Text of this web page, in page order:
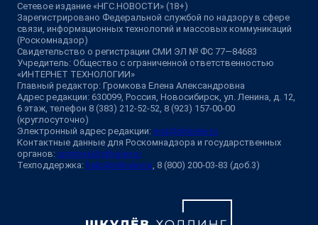
Сетевое издание «НГС.НОВОСТИ» (18+)
Зарегистрировано Федеральной службой по надзору в сфере
связи, информационных технологий и массовых коммуникаций
(Роскомнадзор)
Свидетельство о регистрации СМИ ЭЛ № ФС 77—84683
Учредитель: Общество с ограниченной ответственностью
«ИНТЕРНЕТ ТЕХНОЛОГИИ»
Главный редактор: Громкова Елена Александровна
Адрес редакции: 630099, Россия, Новосибирск, ул. Ленина, д. 12,
6 этаж, телефон 8 (383) 212-52-52, 8 (923) 157-00-00
(круглосуточно)
Электронный адрес редакции: ngs@shkulev.ru
Контактные данные для Роскомнадзора и государственных
органов: juristnsk@shkulev.ru
Техподдержка: help@shkulev.ru, 8 (800) 200-03-83 (доб.3)